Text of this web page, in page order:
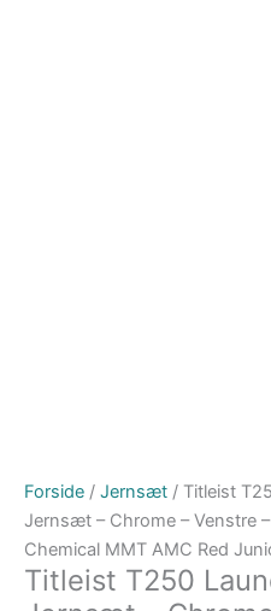
Forside / Jernsæt / Titleist
Jernsæt – Chrome – Venstre
Chemical MMT AMC Red
Titleist T250